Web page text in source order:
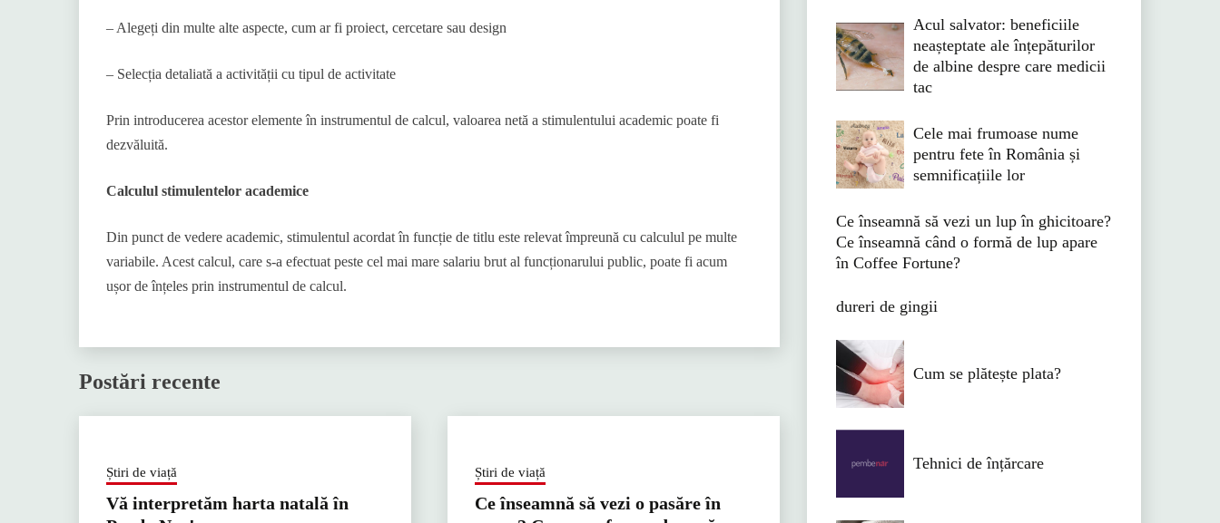
– Alegeți din multe alte aspecte, cum ar fi proiect, cercetare sau design
– Selecția detaliată a activității cu tipul de activitate
Prin introducerea acestor elemente în instrumentul de calcul, valoarea netă a stimulentului academic poate fi
dezvăluită.
Calculul stimulentelor academice
Din punct de vedere academic, stimulentul acordat în funcție de titlu este relevat împreună cu calculul pe multe
variabile. Acest calcul, care s-a efectuat peste cel mai mare salariu brut al funcționarului public, poate fi acum
ușor de înțeles prin instrumentul de calcul.
Postări recente
Știri de viață
Vă interpretăm harta natală în
Știri de viață
Ce înseamnă să vezi o pasăre în
Acul salvator: beneficiile
neașteptate ale înțepăturilor
de albine despre care medicii
tac
Cele mai frumoase nume
pentru fete în România și
semnificațiile lor
Ce înseamnă să vezi un lup în ghicitoare?
Ce înseamnă când o formă de lup apare
în Coffee Fortune?
dureri de gingii
Cum se plătește plata?
Tehnici de înțărcare